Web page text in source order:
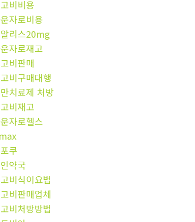
비비용
자로비용
리스20mg
자로재고
비판매
비구매대행
치료제 처방
비재고
자로헬스
쿠
약국
비식이요법
비판매업체
비처방방법